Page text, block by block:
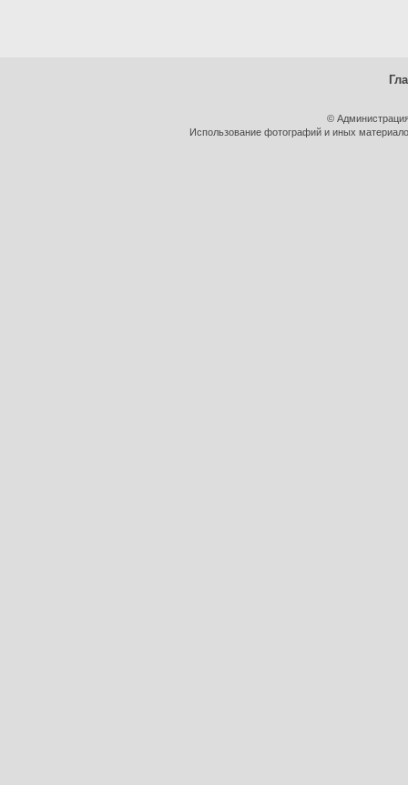
©
Использование фотографий и иных